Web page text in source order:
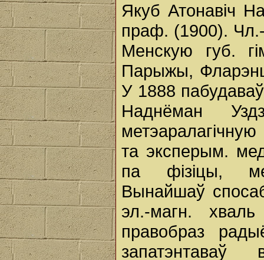
Якуб Атонавіч
праф. (1900).
Менскую губ.
Парыжы,
У 1888
Наднёман
та эксперым.
па фізіцы,
Вынайшаў
эл.-магн.
правобраз
запатэнтаваў